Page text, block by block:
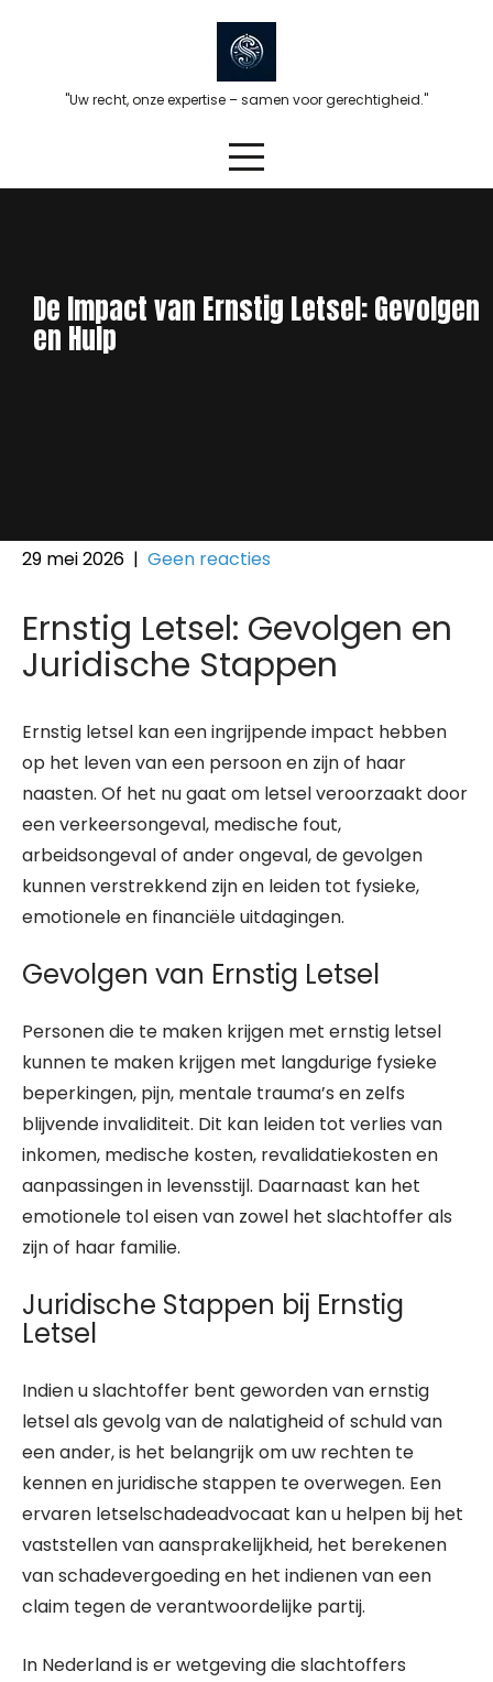
"Uw recht, onze expertise – samen voor gerechtigheid."
De Impact van Ernstig Letsel: Gevolgen
en Hulp
29 mei 2026 | Geen reacties
Ernstig Letsel: Gevolgen en
Juridische Stappen
Ernstig letsel kan een ingrijpende impact hebben
op het leven van een persoon en zijn of haar
naasten. Of het nu gaat om letsel veroorzaakt door
een verkeersongeval, medische fout,
arbeidsongeval of ander ongeval, de gevolgen
kunnen verstrekkend zijn en leiden tot fysieke,
emotionele en financiële uitdagingen.
Gevolgen van Ernstig Letsel
Personen die te maken krijgen met ernstig letsel
kunnen te maken krijgen met langdurige fysieke
beperkingen, pijn, mentale trauma’s en zelfs
blijvende invaliditeit. Dit kan leiden tot verlies van
inkomen, medische kosten, revalidatiekosten en
aanpassingen in levensstijl. Daarnaast kan het
emotionele tol eisen van zowel het slachtoffer als
zijn of haar familie.
Juridische Stappen bij Ernstig
Letsel
Indien u slachtoffer bent geworden van ernstig
letsel als gevolg van de nalatigheid of schuld van
een ander, is het belangrijk om uw rechten te
kennen en juridische stappen te overwegen. Een
ervaren letselschadeadvocaat kan u helpen bij het
vaststellen van aansprakelijkheid, het berekenen
van schadevergoeding en het indienen van een
claim tegen de verantwoordelijke partij.
In Nederland is er wetgeving die slachtoffers